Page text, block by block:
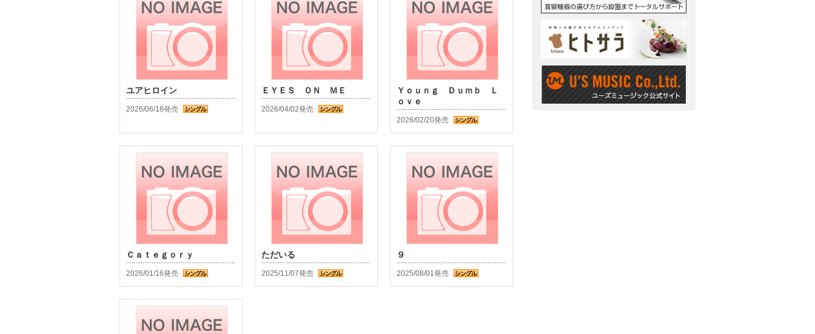
ユアヒロイン
2026/06/18発売
ＥＹＥＳ ＯＮ ＭＥ
2026/04/02発売
Ｙｏｕｎｇ Ｄｕｍｂ Ｌ
ｏｖｅ
2026/02/20発売
Ｃａｔｅｇｏｒｙ
2026/01/16発売
ただいる
2025/11/07発売
９
2025/08/01発売